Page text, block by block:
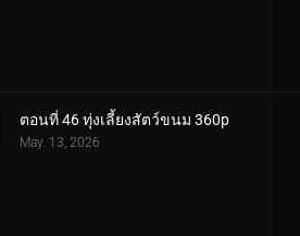
ตอนที่ 46 ทุ่งเลี้ยงสัตว์ขนม 360p
May. 13, 2026